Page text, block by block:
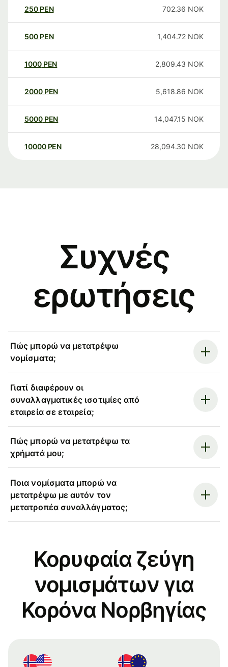
250 PEN 702.36 NOK
500 PEN 1,404.72 NOK
1000 PEN 2,809.43 NOK
2000 PEN 5,618.86 NOK
5000 PEN 14,047.15 NOK
10000 PEN 28,094.30 NOK
Συχνές
ερωτήσεις
Πώς μπορώ να μετατρέψω
νομίσματα;
Γιατί διαφέρουν οι
συναλλαγματικές ισοτιμίες από
εταιρεία σε εταιρεία;
Πώς μπορώ να μετατρέψω τα
χρήματά μου;
Ποια νομίσματα μπορώ να
μετατρέψω με αυτόν τον
μετατροπέα συναλλάγματος;
Κορυφαία ζεύγη
νομισμάτων για
Κορόνα Νορβηγίας